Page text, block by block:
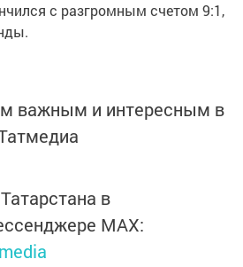
с разгромным счетом 9:1,
важным и интересным в
в
MАХ: